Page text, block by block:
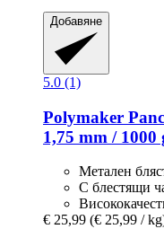
Добавяне
5.0 (1)
Polymaker
1,75 mm / 1000
Метален
С блестящи
€ 25,99 (€ 25,99 /